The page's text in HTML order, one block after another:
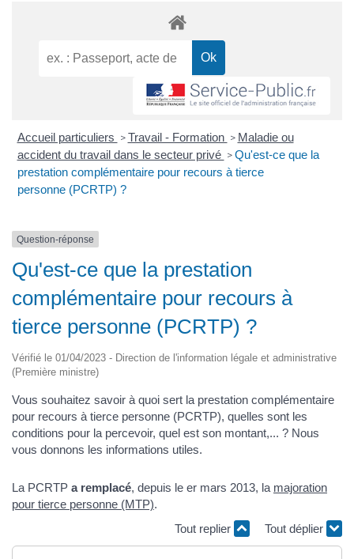
Accueil particuliers > Travail - Formation > Maladie ou
accident du travail dans le secteur privé > Qu'est-ce que la
prestation complémentaire pour recours à tierce
personne (PCRTP) ?
Question-réponse
Qu'est-ce que la prestation
complémentaire pour recours à
tierce personne (PCRTP) ?
Vérifié le 01/04/2023 - Direction de l'information légale et administrative
(Première ministre)
Vous souhaitez savoir à quoi sert la prestation complémentaire
pour recours à tierce personne (PCRTP), quelles sont les
conditions pour la percevoir, quel est son montant,... ? Nous
vous donnons les informations utiles.
La PCRTP a remplacé, depuis le er mars 2013, la majoration
pour tierce personne (MTP).
Tout replier
Tout déplier